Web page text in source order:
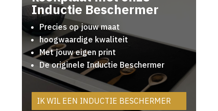
Inductie Beschermer
Precies op jouw maat
hoogwaardige kwaliteit
Met jouw eigen print
De originele Inductie Beschermer
IK WIL EEN INDUCTIE BESCHERMER